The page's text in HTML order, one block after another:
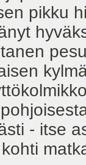
pikku
- itse